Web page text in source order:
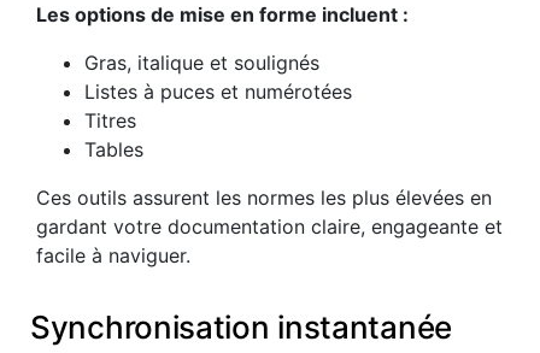
Les options de mise en forme incluent :
Gras, italique et soulignés
Listes à puces et numérotées
Titres
Tables
Ces outils assurent les normes les plus élevées en
gardant votre documentation claire, engageante et
facile à naviguer.
Synchronisation instantanée